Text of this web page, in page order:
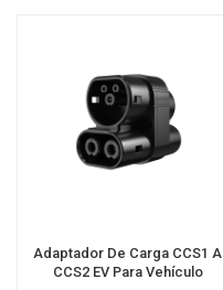
Adaptador De Carga CCS1 A
CCS2 EV Para Vehículo